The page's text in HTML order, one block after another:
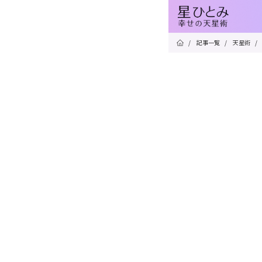
/ 記事一覧 / 天星術 /